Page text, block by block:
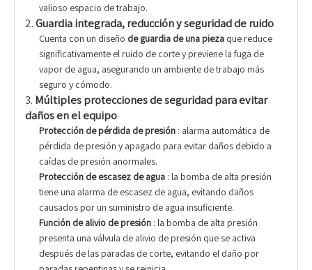
valioso espacio de trabajo.
2.Guardia integrada, reducción y seguridad de ruido
Cuenta con un diseño de guardia de una pieza que reduce
significativamente el ruido de corte y previene la fuga de
vapor de agua, asegurando un ambiente de trabajo más
seguro y cómodo.
3. Múltiples protecciones de seguridad para evitar
daños en el equipo
Protección de pérdida de presión : alarma automática de
pérdida de presión y apagado para evitar daños debido a
caídas de presión anormales.
Protección de escasez de agua : la bomba de alta presión
tiene una alarma de escasez de agua, evitando daños
causados ​​por un suministro de agua insuficiente.
Función de alivio de presión : la bomba de alta presión
presenta una válvula de alivio de presión que se activa
después de las paradas de corte, evitando el daño por